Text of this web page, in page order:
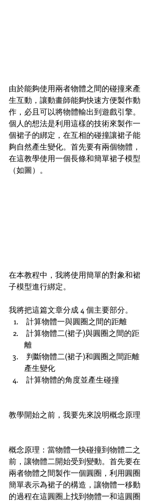
由於能夠使用兩者物體之間的碰撞來產
生互動，讓動畫師能夠快速方便製作動
作，必且可以將物體輸出到遊戲引擎。
個人的想法是利用這樣的技術來製作一
個裙子的綁定，在互相的碰撞讓裙子能
夠自然產生變化。首先要有兩個物體，
在這教學使用一個長條和簡單裙子模型
（如圖）。
在本教程中，我將使用簡單的對象和裙
子模型進行綁定。
我將把這篇文章分成 4 個主要部分。
計算物體一與圓圈之間的距離
離
產生變化
計算物體的角度並產生碰撞
教學開始之前，我要先來說明概念原理
概念原理：當物體一快碰撞到物體二之
前，讓物體二開始受到變動。首先要在
兩者物體之間製作一個圓圈，利用圓圈
簡單表示為裙子的構造，讓物體一移動
的過程在這圓圈上找到物體一和這圓圈